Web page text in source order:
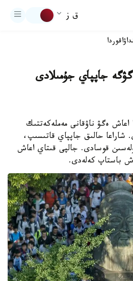
ق ز
اقوردا
جاپپاي جۇمىلادى
اعاش ەگۋ ناۋقانى مەملەكەتتىك
شاراعا حالىق جاپپاي قاتىسىپ،
قوسادى. جالپى قىتاي اعاش
باستاپ كەلەدى.